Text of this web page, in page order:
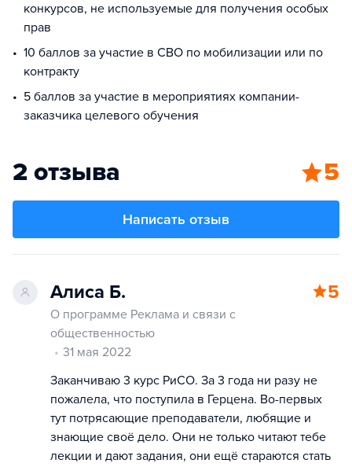
конкурсов, не используемые для получения особых
прав
10 баллов за участие в СВО по мобилизации или по
контракту
5 баллов за участие в мероприятиях компании-
заказчика целевого обучения
2 отзыва 5
Написать отзыв
Алиса Б. 5
О программе Реклама и связи с
общественностью
31 мая 2022
Заканчиваю 3 курс РиСО. За 3 года ни разу не
пожалела, что поступила в Герцена. Во-первых
тут потрясающие преподаватели, любящие и
знающие своё дело. Они не только читают тебе
лекции и дают задания, они ещё стараются стать